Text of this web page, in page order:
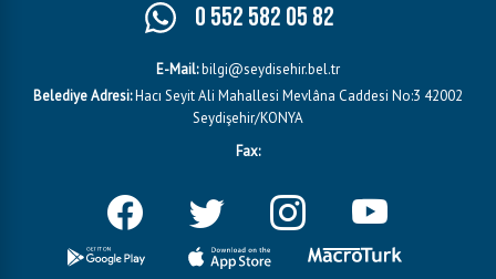
0 552 582 05 82
E-Mail:bilgi@seydisehir.bel.tr
Belediye Adresi:Hacı Seyit Ali Mahallesi Mevlâna Caddesi No:3 42002
Seydişehir/KONYA
Fax: